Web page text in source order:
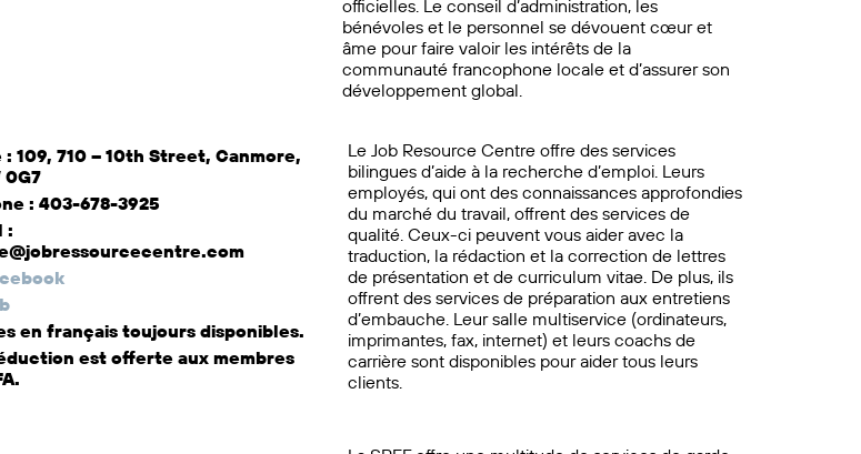
officielles. Le conseil d’administration, les
bénévoles et le personnel se dévouent cœur et
âme pour faire valoir les intérêts de la
communauté francophone locale et d’assurer son
développement global.
: 109, 710 – 10th Street, Canmore,
0G7
: 403-678-3925
:
en français toujours disponibles.
est offerte aux membres
Le Job Resource Centre offre des services
bilingues d’aide à la recherche d’emploi. Leurs
employés, qui ont des connaissances approfondies
du marché du travail, offrent des services de
qualité. Ceux-ci peuvent vous aider avec la
traduction, la rédaction et la correction de lettres
de présentation et de curriculum vitae. De plus, ils
offrent des services de préparation aux entretiens
d’embauche. Leur salle multiservice (ordinateurs,
imprimantes, fax, internet) et leurs coachs de
carrière sont disponibles pour aider tous leurs
clients.